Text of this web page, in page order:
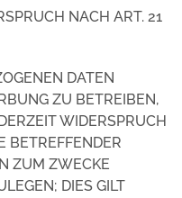
NACH ART. 21
DATEN
ZU BETREIBEN,
WIDERSPRUCH
BETREFFENDER
ZUM ZWECKE
DIES GILT